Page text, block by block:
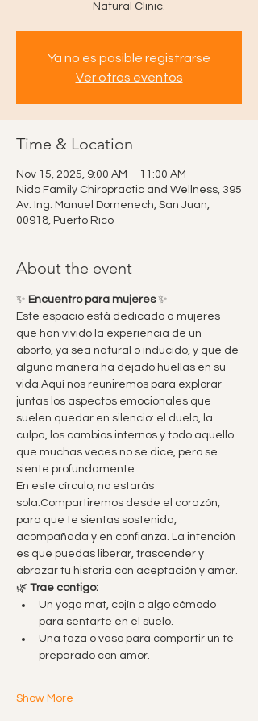
Natural Clinic.
Ya no es posible registrarse
Ver otros eventos
Time & Location
Nov 15, 2025, 9:00 AM – 11:00 AM
Nido Family Chiropractic and Wellness, 395
Av. Ing. Manuel Domenech, San Juan,
00918, Puerto Rico
About the event
✨ Encuentro para mujeres ✨
Este espacio está dedicado a mujeres
que han vivido la experiencia de un
aborto, ya sea natural o inducido, y que de
alguna manera ha dejado huellas en su
vida.Aquí nos reuniremos para explorar
juntas los aspectos emocionales que
suelen quedar en silencio: el duelo, la
culpa, los cambios internos y todo aquello
que muchas veces no se dice, pero se
siente profundamente.
En este círculo, no estarás
sola.Compartiremos desde el corazón,
para que te sientas sostenida,
acompañada y en confianza. La intención
es que puedas liberar, trascender y
abrazar tu historia con aceptación y amor.
🌿 Trae contigo:
Un yoga mat, cojín o algo cómodo
para sentarte en el suelo.
Una taza o vaso para compartir un té
preparado con amor.
Show More